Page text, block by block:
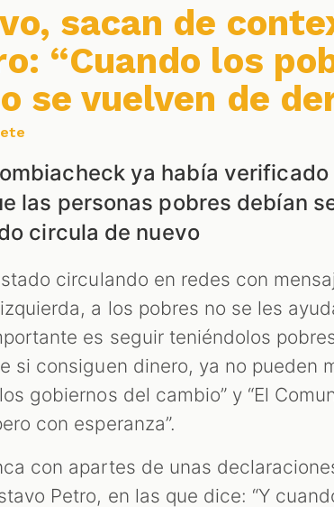
sacan de
“Cuando los
se vuelven de
ya había verificado
las personas pobres debían
circula de nuevo
circulando en redes con
a los pobres no se les
es seguir teniéndolos
si consiguen dinero, ya no pueden
gobiernos del cambio” y “El
con esperanza”.
con apartes de unas
Petro, en las que dice: “Y